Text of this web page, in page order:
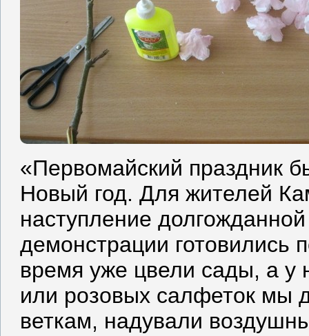
«Первомайский праздник
Новый год. Для жителей
наступление
демонстрации готовились
время уже цвели сады, а у
или розовых салфеток мы
веткам, надували